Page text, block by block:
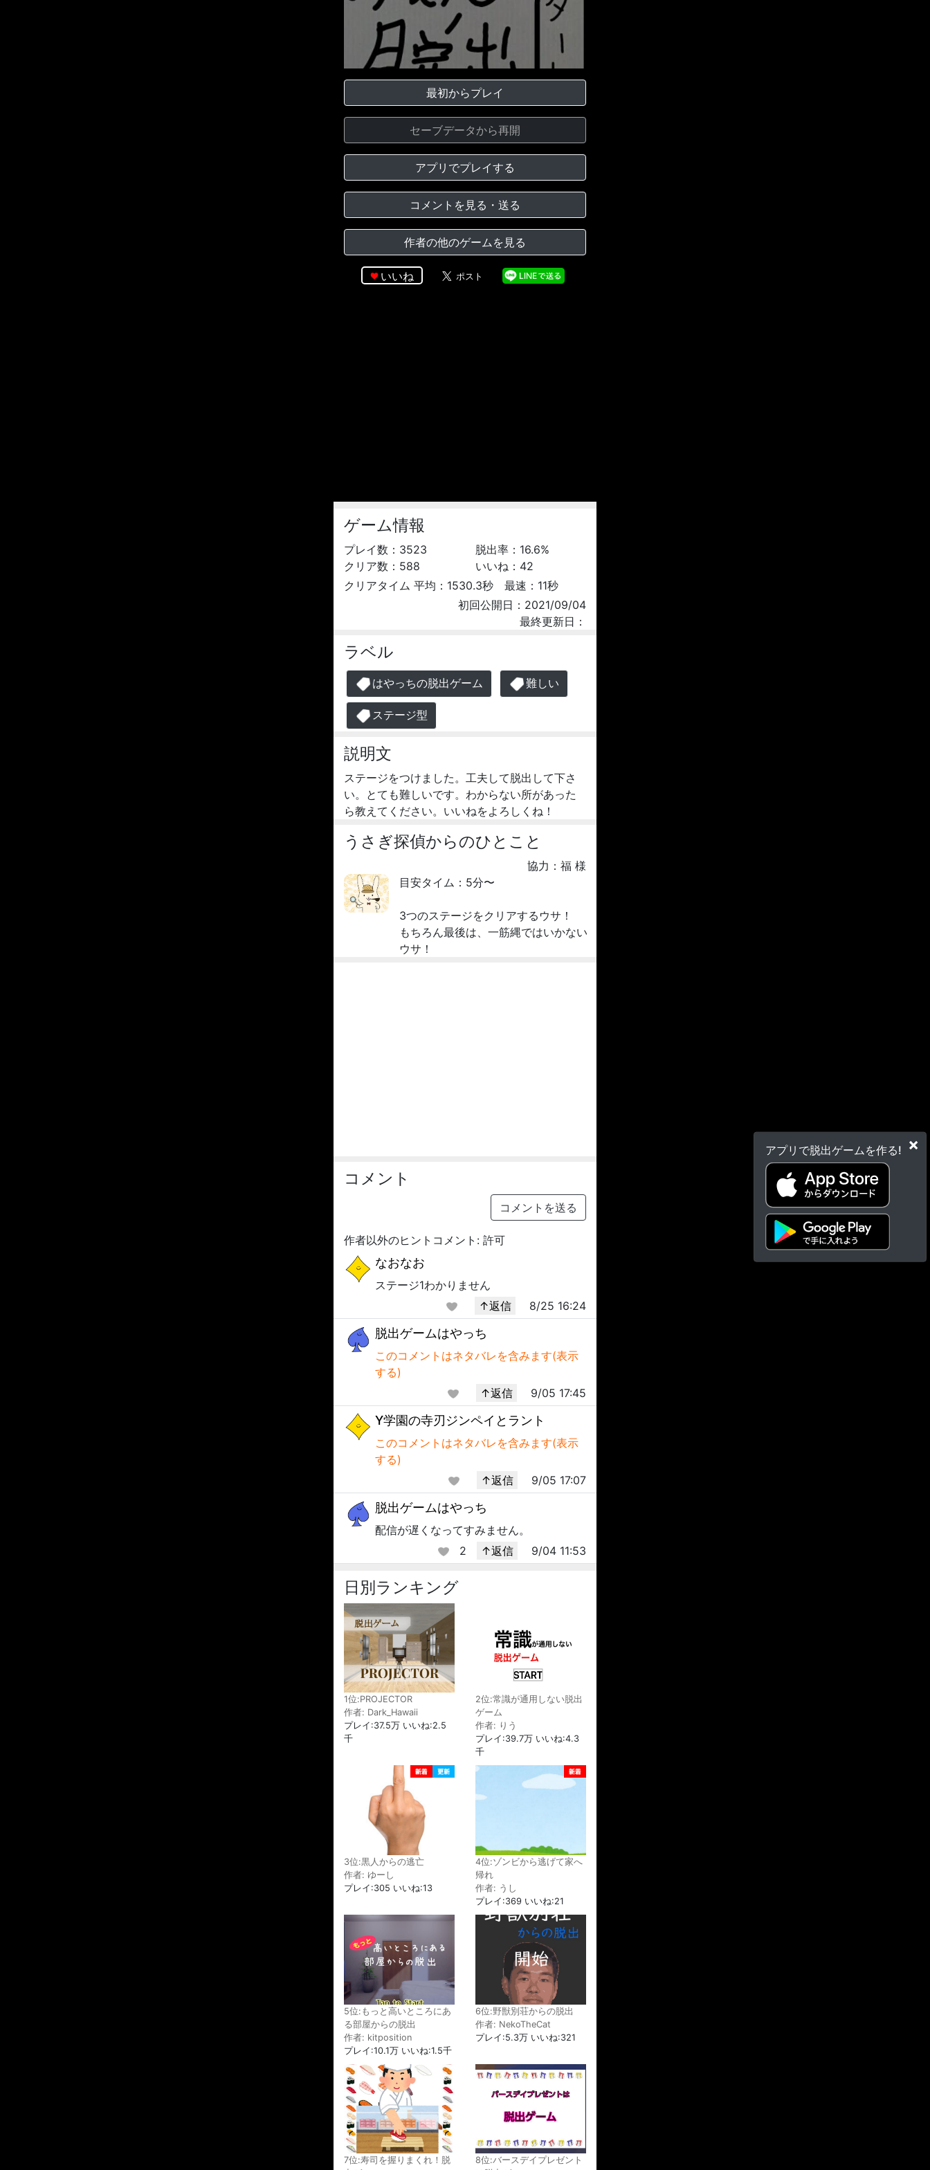
×
アプリで脱出ゲームを作る!
最初からプレイ
セーブデータから再開
アプリでプレイする
コメントを見る・送る
作者の他のゲームを見る
いいね
ゲーム情報
プレイ数： 3523
クリア数： 588
脱出率： 16.6%
いいね： 42
クリアタイム 平均：1530.3秒 最速：11秒
初回公開日：2021/09/04
最終更新日：
ラベル
はやっちの脱出ゲーム 難しい
ステージ型
説明文
ステージをつけました。工夫して脱出して下さ
い。とても難しいです。わからない所があった
ら教えてください。いいねをよろしくね！
うさぎ探偵からのひとこと
協力：福 様
目安タイム：5分〜
3つのステージをクリアするウサ！
もちろん最後は、一筋縄ではいかない
ウサ！
コメント
コメントを送る
作者以外のヒントコメント: 許可
なおなお
ステージ1わかりません
↑返信
8/25 16:24
脱出ゲームはやっち
このコメントはネタバレを含みます(表示
する)
↑返信
9/05 17:45
Y学園の寺刃ジンペイとラント
このコメントはネタバレを含みます(表示
する)
↑返信
9/05 17:07
脱出ゲームはやっち
配信が遅くなってすみません。
2
↑返信 9/04 11:53
日別ランキング
1位:PROJECTOR
作者: Dark_Hawaii
プレイ:37.5万 いいね:2.5
千
2位:常識が通用しない脱出
ゲーム
作者: りう
プレイ:39.7万 いいね:4.3
千
3位:黒人からの逃亡
作者: ゆーし
プレイ:305 いいね:13
4位:ゾンビから逃げて家へ
帰れ
作者: うし
プレイ:369 いいね:21
5位:もっと高いところにあ
る部屋からの脱出
作者: kitposition
プレイ:10.1万 いいね:1.5千
6位:野獣別荘からの脱出
作者: NekoTheCat
プレイ:5.3万 いいね:321
7位:寿司を握りまくれ！脱
8位:バースデイプレゼント